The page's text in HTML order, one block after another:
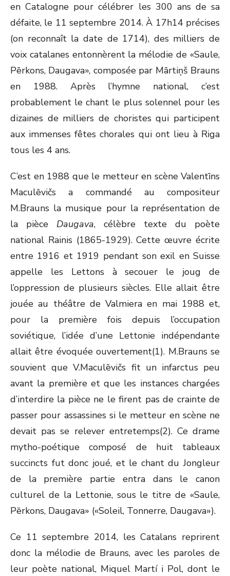
en Catalogne pour célébrer les 300 ans de sa
défaite, le 11 septembre 2014. À 17h14 précises
(on reconnaît la date de 1714), des milliers de
voix catalanes entonnèrent la mélodie de «Saule,
Pērkons, Daugava», composée par Mārtiņš Brauns
en 1988. Après l’hymne national, c’est
probablement le chant le plus solennel pour les
dizaines de milliers de choristes qui participent
aux immenses fêtes chorales qui ont lieu à Riga
tous les 4 ans.
C’est en 1988 que le metteur en scène Valentīns
Maculēvičs a commandé au compositeur
M.Brauns la musique pour la représentation de
la pièce Daugava, célèbre texte du poète
national Rainis (1865-1929). Cette œuvre écrite
entre 1916 et 1919 pendant son exil en Suisse
appelle les Lettons à secouer le joug de
l’oppression de plusieurs siècles. Elle allait être
jouée au théâtre de Valmiera en mai 1988 et,
pour la première fois depuis l’occupation
soviétique, l’idée d’une Lettonie indépendante
allait être évoquée ouvertement(1). M.Brauns se
souvient que V.Maculēvičs fit un infarctus peu
avant la première et que les instances chargées
d’interdire la pièce ne le firent pas de crainte de
passer pour assassines si le metteur en scène ne
devait pas se relever entretemps(2). Ce drame
mytho-poétique composé de huit tableaux
succincts fut donc joué, et le chant du Jongleur
de la première partie entra dans le canon
culturel de la Lettonie, sous le titre de «Saule,
Pērkons, Daugava» («Soleil, Tonnerre, Daugava»).
Ce 11 septembre 2014, les Catalans reprirent
donc la mélodie de Brauns, avec les paroles de
leur poète national, Miquel Martí i Pol, dont le